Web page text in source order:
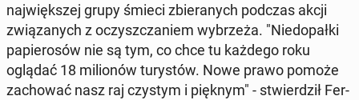
naj­więk­szej grupy śmieci zbie­ra­nych podczas akcji
zwią­za­nych z oczysz­cza­niem wy­brze­ża. "Nie­do­pał­ki
pa­pie­ro­sów nie są tym, co chce tu każdego roku
oglądać 18 mi­lio­nów tu­ry­stów. Nowe prawo pomoże
za­cho­wać nasz raj czystym i pięknym" - stwier­dził Fer­